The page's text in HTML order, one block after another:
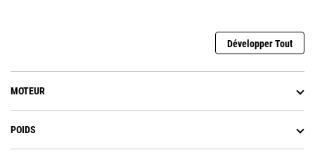
Développer Tout
MOTEUR
POIDS